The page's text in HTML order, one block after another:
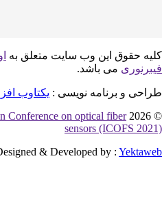
حقوق این وب سایت متعلق به
می باشد.
و برنامه نویسی : یکتاوب
©
Conference on optical fiber
sensors (ICOFS
Designed & Developed by :